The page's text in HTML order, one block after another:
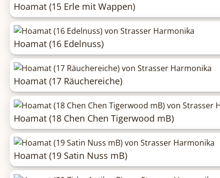
Hoamat (15 Erle mit Wappen)
Hoamat (16 Edelnuss)
Hoamat (17 Räuchereiche)
Hoamat (18 Chen Chen Tigerwood mB)
Hoamat (19 Satin Nuss mB)